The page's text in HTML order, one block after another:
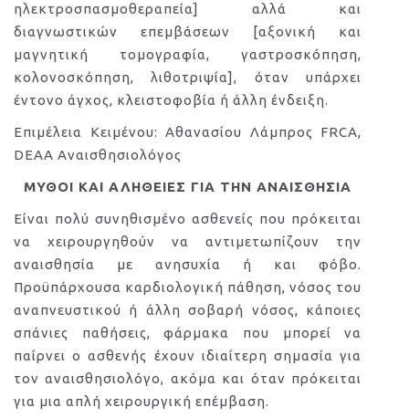
ηλεκτροσπασμοθεραπεία] αλλά και
διαγνωστικών επεμβάσεων [αξονική και
μαγνητική τομογραφία, γαστροσκόπηση,
κολονοσκόπηση, λιθοτριψία], όταν υπάρχει
έντονο άγχος, κλειστοφοβία ή άλλη ένδειξη.
Επιμέλεια Κειμένου: Αθανασίου Λάμπρος FRCA,
DEAA Αναισθησιολόγος
ΜΥΘΟΙ ΚΑΙ ΑΛΗΘΕΙΕΣ ΓΙΑ ΤΗΝ ΑΝΑΙΣΘΗΣΙΑ
Είναι πολύ συνηθισμένο ασθενείς που πρόκειται
να χειρουργηθούν να αντιμετωπίζουν την
αναισθησία με ανησυχία ή και φόβο.
Προϋπάρχουσα καρδιολογική πάθηση, νόσος του
αναπνευστικού ή άλλη σοβαρή νόσος, κάποιες
σπάνιες παθήσεις, φάρμακα που μπορεί να
παίρνει ο ασθενής έχουν ιδιαίτερη σημασία για
τον αναισθησιολόγο, ακόμα και όταν πρόκειται
για μια απλή χειρουργική επέμβαση.